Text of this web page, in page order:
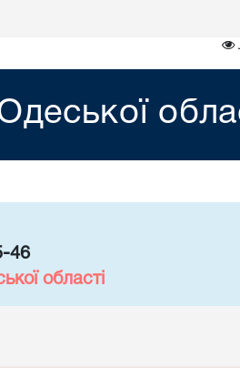
46
області